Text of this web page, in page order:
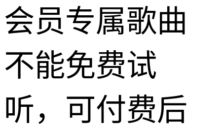
会员专属歌曲
不能免费试
听，可付费后